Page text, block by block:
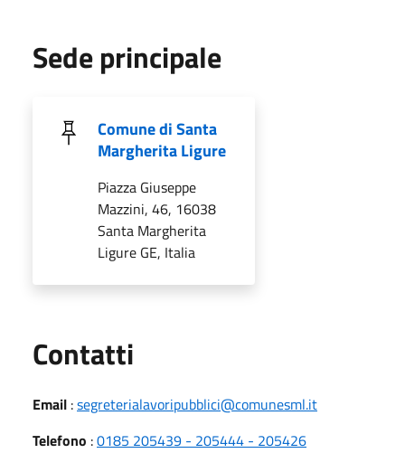
Sede principale
Comune di Santa
Margherita Ligure
Piazza Giuseppe
Mazzini, 46, 16038
Santa Margherita
Ligure GE, Italia
Contatti
Email :segreterialavoripubblici@comunesml.it
Telefono :0185 205439 - 205444 - 205426